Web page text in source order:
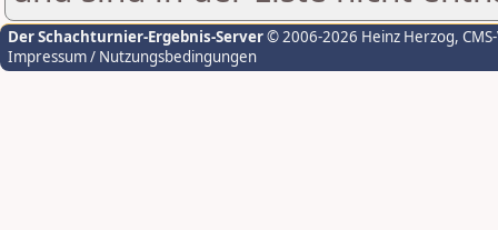
Der Schachturnier-Ergebnis-Server© 2006-2026 Heinz Herzog,
Impressum / Nutzungsbedingungen